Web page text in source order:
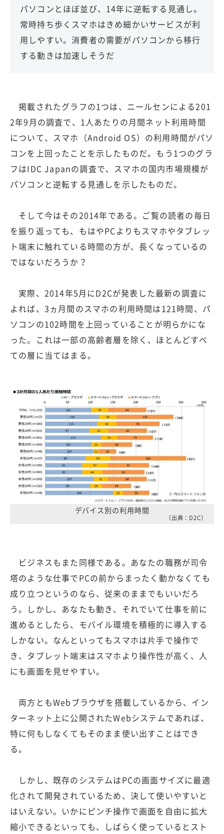
パソコンとほぼ並び、14年に逆転する見通し。
常時持ち歩くスマホはきめ細かいサービスが利
用しやすい。消費者の需要がパソコンから移行
する動きは加速しそうだ
掲載されたグラフの1つは、ニールセンによる201
2年9月の調査で、1人あたりの月間ネット利用時間
について、スマホ（Android OS）の利用時間がパソ
コンを上回ったことを示したものだ。もう1つのグラ
フはIDC Japanの調査で、スマホの国内市場規模が
パソコンと逆転する見通しを示したものだ。
そして今はその2014年である。ご覧の読者の毎日
を振り返っても、もはやPCよりもスマホやタブレッ
ト端末に触れている時間の方が、長くなっているの
ではないだろうか？
実際、2014年5月にD2Cが発表した最新の調査に
よれば、3ヵ月間のスマホの利用時間は121時間、パ
ソコンの102時間を上回っていることが明らかにな
った。これは一部の高齢者層を除く、ほとんどすべ
ての層に当てはまる。
デバイス別の利用時間
（出典：D2C）
ビジネスもまた同様である。あなたの職務が司令
塔のような仕事でPCの前からまったく動かなくても
成り立つというのなら、従来のままでもいいだろ
う。しかし、あなたも動き、それでいて仕事を前に
進めるとしたら、モバイル環境を積極的に導入する
しかない。なんといってもスマホは片手で操作で
き、タブレット端末はスマホより操作性が高く、人
にも画面を見せやすい。
両方ともWebブラウザを搭載しているから、イン
ターネット上に公開されたWebシステムであれば、
特に何もしなくてもそのまま使い出すことはでき
る。
しかし、既存のシステムはPCの画面サイズに最適
化されて開発されているため、決して使いやすいと
はいえない。いかにピンチ操作で画面を自由に拡大
縮小できるといっても、しばらく使っているとスト